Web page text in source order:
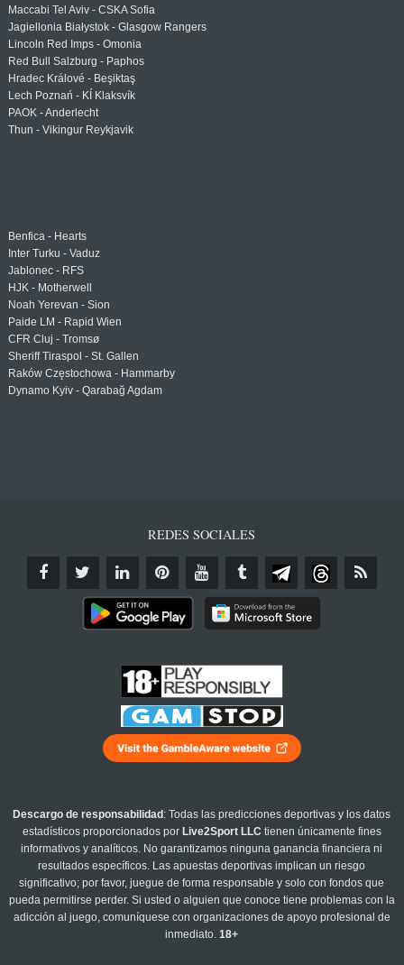
Maccabi Tel Aviv - CSKA Sofia
Jagiellonia Białystok - Glasgow Rangers
Lincoln Red Imps - Omonia
Red Bull Salzburg - Paphos
Hradec Králové - Beşiktaş
Lech Poznań - KÍ Klaksvík
PAOK - Anderlecht
Thun - Vikingur Reykjavik
Benfica - Hearts
Inter Turku - Vaduz
Jablonec - RFS
HJK - Motherwell
Noah Yerevan - Sion
Paide LM - Rapid Wien
CFR Cluj - Tromsø
Sheriff Tiraspol - St. Gallen
Raków Częstochowa - Hammarby
Dynamo Kyiv - Qarabağ Agdam
REDES SOCIALES
Descargo de responsabilidad : Todas las predicciones deportivas y los datos
estadísticos proporcionados por Live2Sport LLC tienen únicamente fines
informativos y analíticos. No garantizamos ninguna ganancia financiera ni
resultados específicos. Las apuestas deportivas implican un riesgo
significativo; por favor, juegue de forma responsable y solo con fondos que
pueda permitirse perder. Si usted o alguien que conoce tiene problemas con la
adicción al juego, comuníquese con organizaciones de apoyo profesional de
inmediato.18+